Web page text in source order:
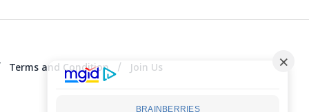
Terms and Condition Join Us